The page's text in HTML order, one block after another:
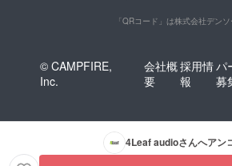
「QRコード」は株式会社デン
© CAMPFIRE,
Inc.
会社概
要
採用情
報
パ
募
4Leaf audioさんへアン